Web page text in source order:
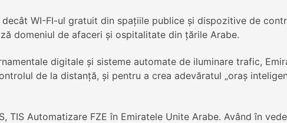
WI-FI-ul gratuit din spaţiile publice şi dispozitive de
domeniul de afaceri şi ospitalitate din ţările Arabe.
digitale şi sisteme automate de iluminare trafic,
de la distanţă, şi pentru a crea adevăratul „oraş
TIS Automatizare FZE în Emiratele Unite Arabe. Având în